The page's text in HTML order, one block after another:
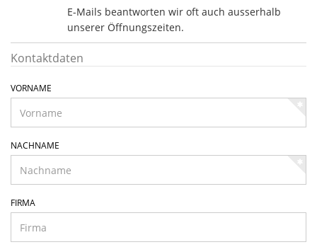
E-Mails beantworten wir oft auch ausserhalb
unserer Öffnungszeiten.
Kontaktdaten
VORNAME
NACHNAME
FIRMA